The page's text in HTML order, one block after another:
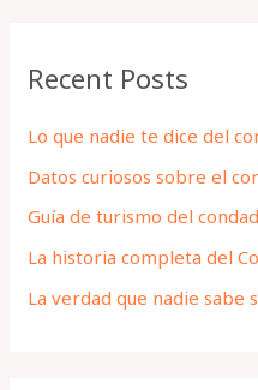
c
f
o
r
:
Recent Posts
Lo que nadie te dice del
Datos curiosos sobre el
Guía de turismo del
La historia completa del
La verdad que nadie sabe